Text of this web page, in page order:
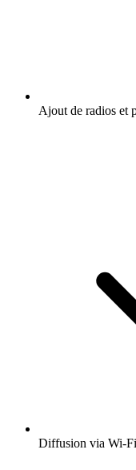
Ajout de radios et
Diffusion via Wi-